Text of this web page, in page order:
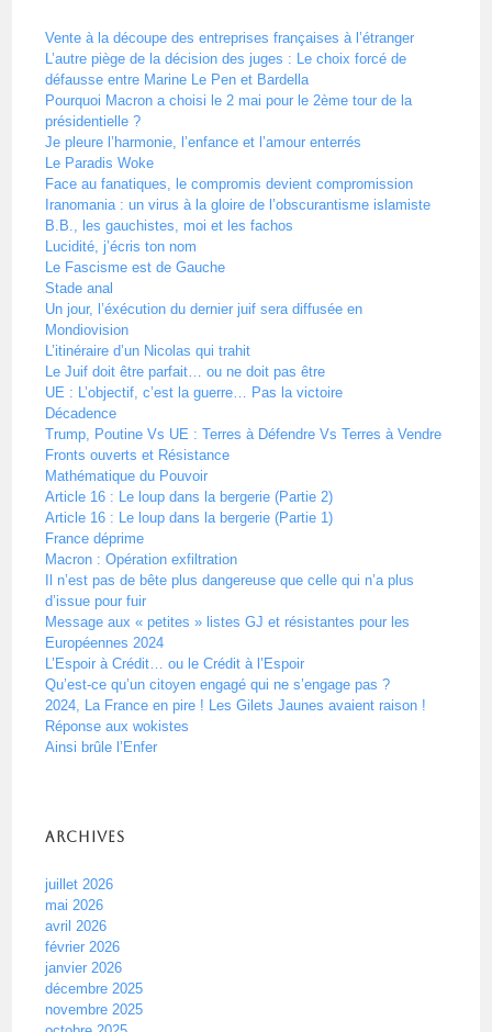
Vente à la découpe des entreprises françaises à l’étranger
L’autre piège de la décision des juges : Le choix forcé de
défausse entre Marine Le Pen et Bardella
Pourquoi Macron a choisi le 2 mai pour le 2ème tour de la
présidentielle ?
Je pleure l’harmonie, l’enfance et l’amour enterrés
Le Paradis Woke
Face au fanatiques, le compromis devient compromission
Iranomania : un virus à la gloire de l’obscurantisme islamiste
B.B., les gauchistes, moi et les fachos
Lucidité, j’écris ton nom
Le Fascisme est de Gauche
Stade anal
Un jour, l’éxécution du dernier juif sera diffusée en
Mondiovision
L’itinéraire d’un Nicolas qui trahit
Le Juif doit être parfait… ou ne doit pas être
UE : L’objectif, c’est la guerre… Pas la victoire
Décadence
Trump, Poutine Vs UE : Terres à Défendre Vs Terres à Vendre
Fronts ouverts et Résistance
Mathématique du Pouvoir
Article 16 : Le loup dans la bergerie (Partie 2)
Article 16 : Le loup dans la bergerie (Partie 1)
France déprime
Macron : Opération exfiltration
Il n’est pas de bête plus dangereuse que celle qui n’a plus
d’issue pour fuir
Message aux « petites » listes GJ et résistantes pour les
Européennes 2024
L’Espoir à Crédit… ou le Crédit à l’Espoir
Qu’est-ce qu’un citoyen engagé qui ne s’engage pas ?
2024, La France en pire ! Les Gilets Jaunes avaient raison !
Réponse aux wokistes
Ainsi brûle l’Enfer
Archives
juillet 2026
mai 2026
avril 2026
février 2026
janvier 2026
décembre 2025
novembre 2025